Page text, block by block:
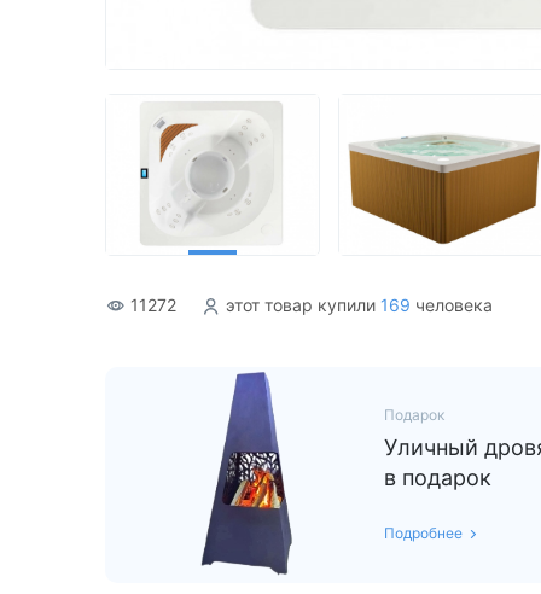
11272 этот товар купили 169 человека
Подарок
Уличный
в подарок
Подробнее